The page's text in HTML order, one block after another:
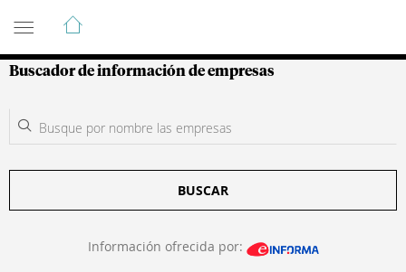
Guía de Empresas Colombianas
Buscador de información de empresas
BUSCAR
Información ofrecida por: